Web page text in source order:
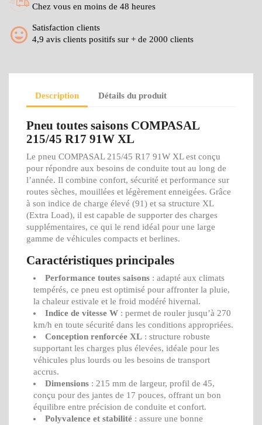
Chez vous en moins de 48 heures
Satisfaction clients
4,9 avis clients positifs sur + de 2000 clients
Description Détails du produit
Pneu toutes saisons COMPASAL
215/45 R17 91W XL
Le pneu COMPASAL 215/45 R17 91W XL est conçu
pour répondre aux besoins de conduite tout au long de
l’année. Il combine confort, sécurité et performance sur
routes sèches, mouillées et légèrement enneigées. Grâce
à son indice de charge élevé (91) et sa structure XL
(Extra Load), il est capable de supporter des charges
supplémentaires, ce qui le rend idéal pour une large
gamme de véhicules compacts et berlines.
Caractéristiques principales
Performance toutes saisons : adapté aux climats
tempérés, ce pneu est optimisé pour affronter la pluie,
la chaleur estivale et le froid modéré hivernal.
Indice de vitesse W : permet de rouler jusqu’à 270
km/h en toute sécurité dans les conditions appropriées.
Conception renforcée XL : structure robuste
supportant les charges plus élevées, idéale pour les
véhicules plus lourds ou les besoins de transport
accrus.
Dimensions : 215 mm de largeur, profil de 45,
conçu pour des jantes de 17 pouces, offrant un bon
équilibre entre précision de conduite et confort.
Polyvalence et stabilité : assure une bonne